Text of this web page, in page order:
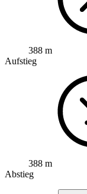
388 m
Aufstieg
388 m
Abstieg